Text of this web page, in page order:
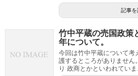
記事を
竹中平蔵の売国政策
年について。
今回は竹中平蔵について
護するところがありません
り 政商とかといわれてい